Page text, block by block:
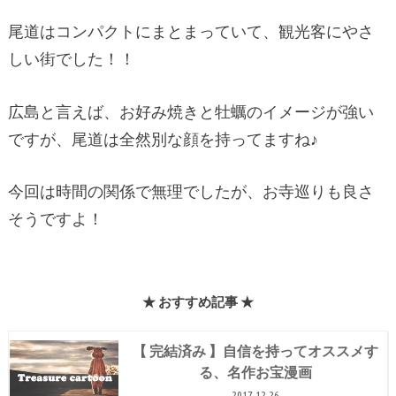
尾道はコンパクトにまとまっていて、観光客にやさ
しい街でした！！
広島と言えば、お好み焼きと牡蠣のイメージが強い
ですが、尾道は全然別な顔を持ってますね♪
今回は時間の関係で無理でしたが、お寺巡りも良さ
そうですよ！
★ おすすめ記事 ★
【 完結済み 】自信を持ってオススメす
る、名作お宝漫画